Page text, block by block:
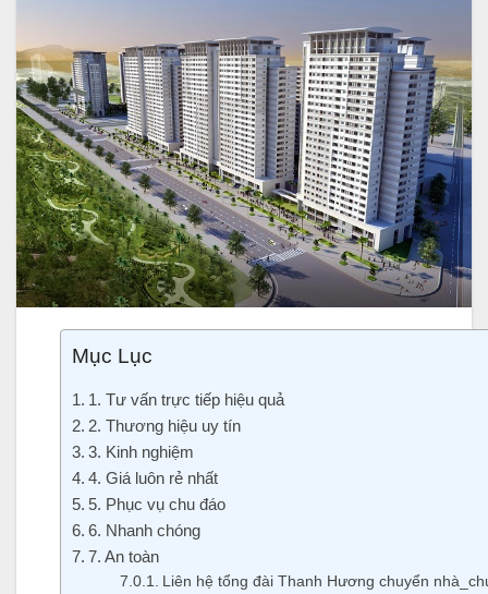
Mục Lục
1. Tư vấn trực tiếp hiệu quả
2. Thương hiệu uy tín
3. Kinh nghiệm
4. Giá luôn rẻ nhất
5. Phục vụ chu đáo
6. Nhanh chóng
7. An toàn
Liên hệ tổng đài Thanh Hương chuyển